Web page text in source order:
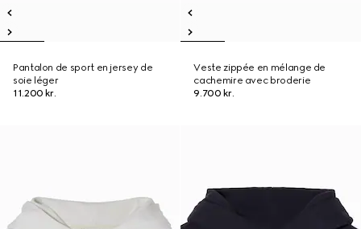
Pantalon de sport en jersey de
soie léger
11.200 kr.
Veste zippée en mélange de
cachemire avec broderie
9.700 kr.